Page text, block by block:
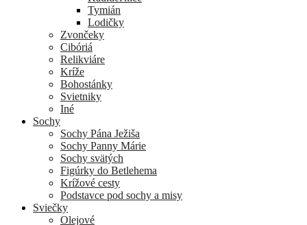
Tymián
Lodičky
Zvončeky
Cibóriá
Relikviáre
Kríže
Bohostánky
Svietniky
Iné
Sochy
Sochy Pána Ježiša
Sochy Panny Márie
Sochy svätých
Figúrky do Betlehema
Krížové cesty
Podstavce pod sochy a misy
Sviečky
Olejové